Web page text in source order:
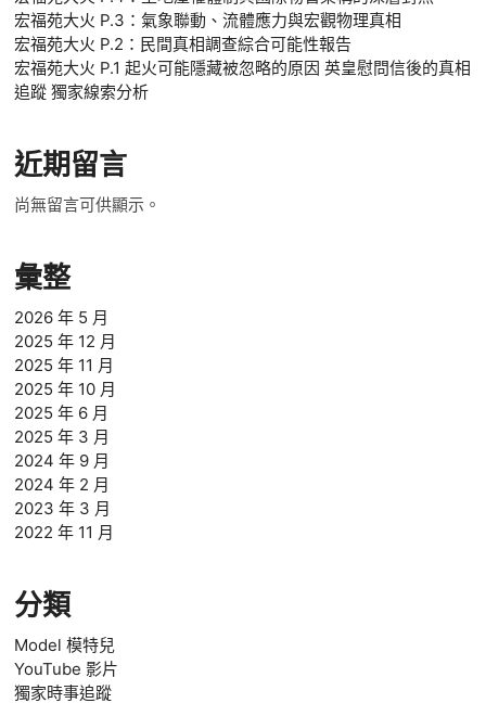
宏福苑大火 P.3：氣象聯動、流體應力與宏觀物理真相
宏福苑大火 P.2：民間真相調查綜合可能性報告
宏福苑大火 P.1 起火可能隱藏被忽略的原因 英皇慰問信後的真相
追蹤 獨家線索分析
近期留言
尚無留言可供顯示。
彙整
2026 年 5 月
2025 年 12 月
2025 年 11 月
2025 年 10 月
2025 年 6 月
2025 年 3 月
2024 年 9 月
2024 年 2 月
2023 年 3 月
2022 年 11 月
分類
Model 模特兒
YouTube 影片
獨家時事追蹤